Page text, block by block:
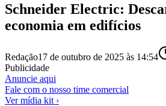
Schneider Electric:
economia em edifícios
Redação17 de outubro de 2025 às 14:54
Publicidade
Anuncie aqui
Fale com o nosso time comercial
Ver mídia kit ›